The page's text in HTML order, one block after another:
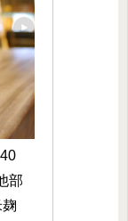
部
麹